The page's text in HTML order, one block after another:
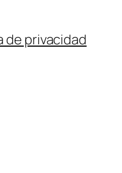
de privacidad